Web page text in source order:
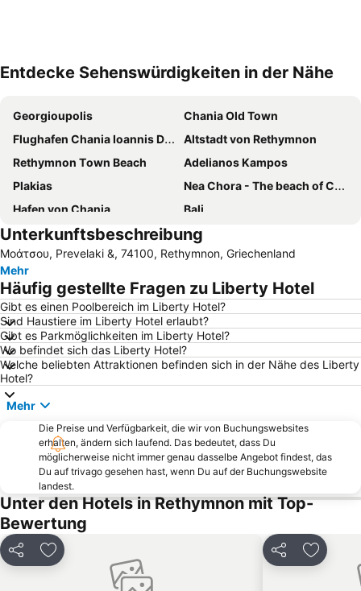
Entdecke Sehenswürdigkeiten in der Nähe
Georgioupolis
Chania Old Town
Flughafen Chania Ioannis Daskalogiannis
Altstadt von Rethymnon
Rethymnon Τown Beach
Adelianos Kampos
Plakias
Nea Chora - The beach of Chania
Hafen von Chania
Bali
Matala Beach
Festung Frangokastello
Beach of Almyrides
Palmenstrand von Preveli
Kavros
Agia Galini beaches
Damnoni
Nea Chora - Synoikia
Agia Pelagia
Kalathas Beach
Agia Roumeli
Skaleta Strand
Beach of Marathi
Stavros
Kournas See
Kalives
Agii Apostoli
Triopetra
Halepa
Samaria Gorge
Fodele
Pigianos Kampos
KTEL Chanion - Rethimnou
Agios Georgios
Kommos
Cretan Wine Festival
Unterkunftsbeschreibung
Μοάτσου, Prevelaki &, 74100, Rethymnon, Griechenland
Mehr
Häufig gestellte Fragen zu Liberty Hotel
Gibt es einen Poolbereich im Liberty Hotel?
Sind Haustiere im Liberty Hotel erlaubt?
Gibt es Parkmöglichkeiten im Liberty Hotel?
Wo befindet sich das Liberty Hotel?
Welche beliebten Attraktionen befinden sich in der Nähe des Liberty
Hotel?
Mehr
Die Preise und Verfügbarkeit, die wir von Buchungswebsites
erhalten, ändern sich laufend. Das bedeutet, dass Du
möglicherweise nicht immer genau dasselbe Angebot findest, das
Du auf trivago gesehen hast, wenn Du auf der Buchungswebsite
landest.
Unter den Hotels in Rethymnon mit Top-
Bewertung
Teilen Zu Favoriten hinzufügen Teilen Zu